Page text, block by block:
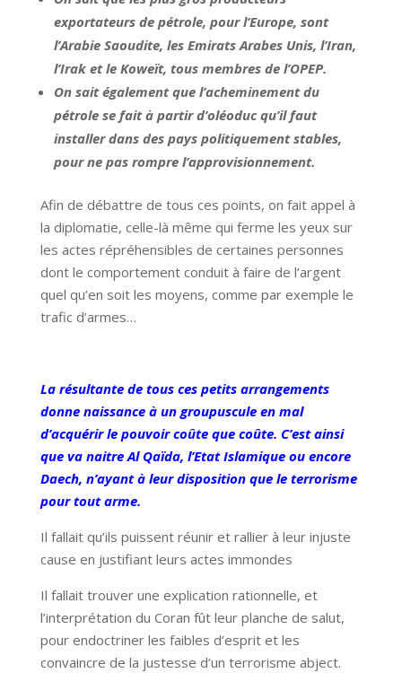
exportateurs de pétrole, pour l’Europe, sont
l’Arabie Saoudite, les Emirats Arabes Unis, l’Iran,
l’Irak et le Koweït, tous membres de l’OPEP.
On sait également que l’acheminement du
pétrole se fait à partir d’oléoduc qu’il faut
installer dans des pays politiquement stables,
pour ne pas rompre l’approvisionnement.
Afin de débattre de tous ces points, on fait appel à
la diplomatie, celle-là même qui ferme les yeux sur
les actes répréhensibles de certaines personnes
dont le comportement conduit à faire de l’argent
quel qu’en soit les moyens, comme par exemple le
trafic d’armes…
La résultante de tous ces petits arrangements
donne naissance à un groupuscule en mal
d’acquérir le pouvoir coûte que coûte. C’est ainsi
que va naitre Al Qaïda, l’Etat Islamique ou encore
Daech, n’ayant à leur disposition que le terrorisme
pour tout arme.
Il fallait qu’ils puissent réunir et rallier à leur injuste
cause en justifiant leurs actes immondes
Il fallait trouver une explication rationnelle, et
l’interprétation du Coran fût leur planche de salut,
pour endoctriner les faibles d’esprit et les
convaincre de la justesse d’un terrorisme abject.